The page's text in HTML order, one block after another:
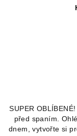
SUPER
před spaním.
dnem, vytvořte si